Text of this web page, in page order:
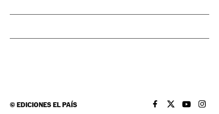
©EDICIONES EL PAÍS EL PAÍS BRASIL EN
EL PAÍSEL PAÍS
EL